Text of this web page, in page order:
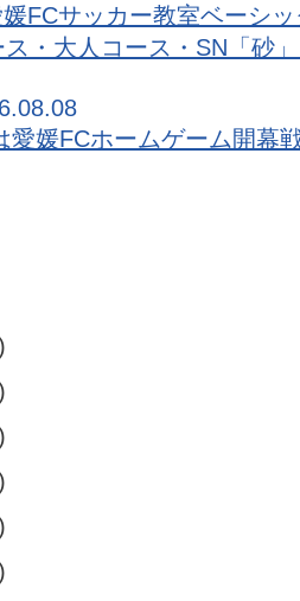
FCサッカー教室ベーシッ
ス・大人コース・SN「砂
愛媛FCホームゲーム開幕